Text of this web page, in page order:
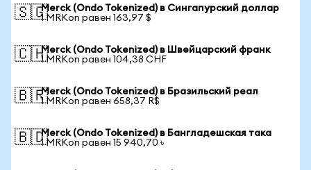
🇸🇬Merck (Ondo Tokenized) в Сингапурский доллар
1 MRKon равен 163,97 $
🇨🇭Merck (Ondo Tokenized) в Швейцарский франк
1 MRKon равен 104,38 CHF
🇧🇷Merck (Ondo Tokenized) в Бразильский реал
1 MRKon равен 658,37 R$
🇧🇩Merck (Ondo Tokenized) в Бангладешская така
1 MRKon равен 15 940,70 ৳